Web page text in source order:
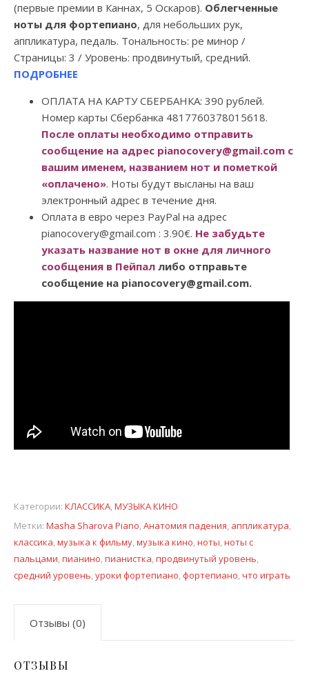
(первые премии в Каннах, 5 Оскаров). Облегченные
ноты для фортепиано, для небольших рук,
аппликатура, педаль. Тональность: ре минор /
Страницы: 3 / Уровень: продвинутый, средний.
ПОДРОБНЕЕ
ОПЛАТА НА КАРТУ СБЕРБАНКА: 390 рублей.
Номер карты Сбербанка 4817760378015618.
После оплаты необходимо отправить
сообщение на адрес pianocovery@gmail.com с
вашим именем, названием нот и пометкой
«оплачено». Ноты будут высланы на ваш
электронный адрес в течение дня.
Оплата в евро через PayPal на адрес
pianocovery@gmail.com : 3.90€. Не забудьте
указать название нот в окне для личного
сообщения в Пейпал либо отправьте
сообщение на pianocovery@gmail.com.
Категории: КЛАССИКА,МУЗЫКА КИНО
Метки: Masha Sharova Piano,Анатомия падения, аппликатура,
классика,музыка к фильму,музыка кино,ноты,ноты с
пальцами,пианино,пианистка,продвинутый уровень,
средний уровень,уроки фортепиано,фортепиано,что играть
Отзывы (0)
ОТЗЫВЫ